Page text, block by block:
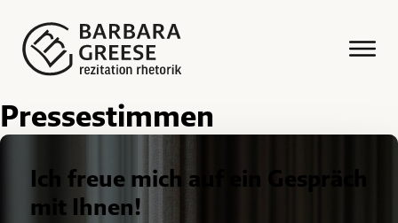
Pressestimmen
Ich freue mich auf ein Gespräch
mit Ihnen!